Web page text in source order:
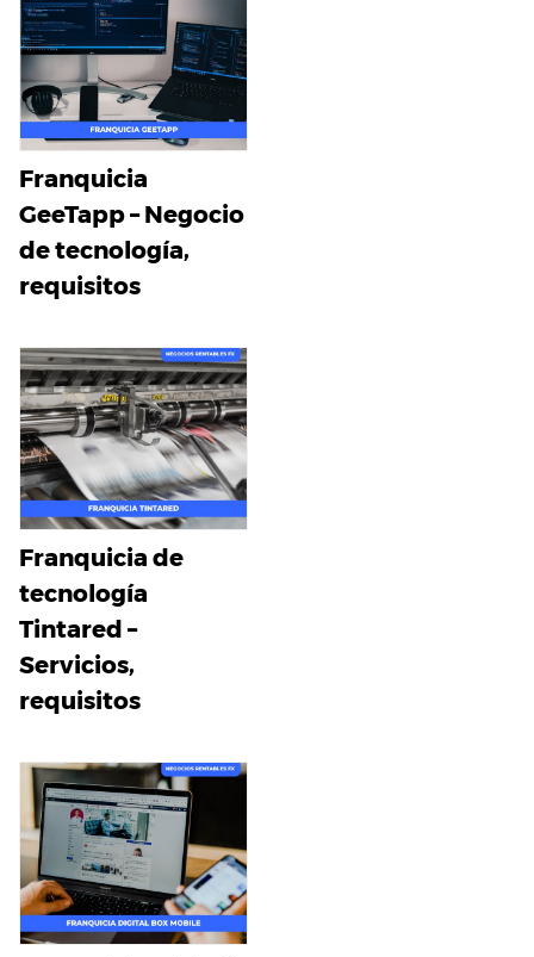
Franquicia
GeeTapp – Negocio
de tecnología,
requisitos
Franquicia de
tecnología
Tintared –
Servicios,
requisitos